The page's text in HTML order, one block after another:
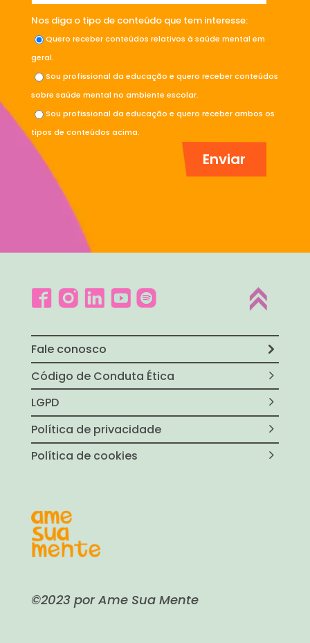
Nos diga o tipo de conteúdo que tem interesse:
Quero receber conteúdos relativos à saúde mental em
geral.
Sou profissional da educação e quero receber conteúdos
sobre saúde mental no ambiente escolar.
Sou profissional da educação e quero receber ambos os
tipos de conteúdos acima.
Fale conosco
Código de Conduta Ética
LGPD
Política de privacidade
Política de cookies
©2023 por Ame Sua Mente